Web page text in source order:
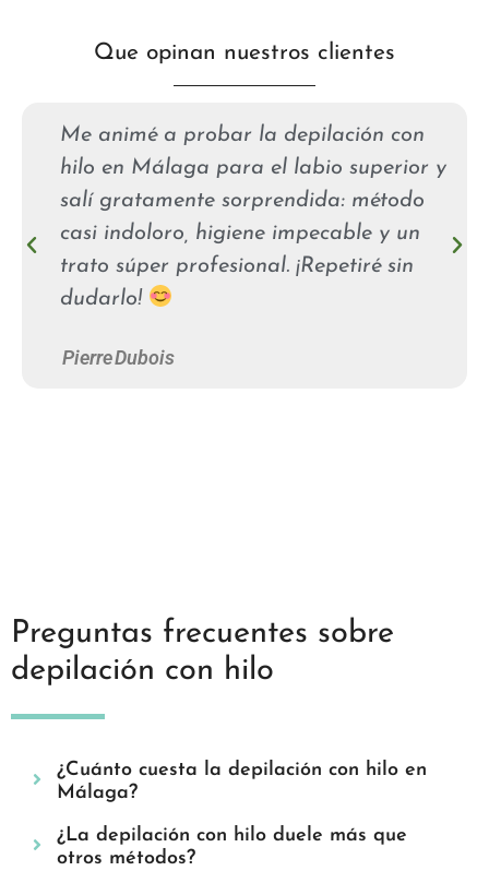
Que opinan nuestros clientes
Me animé a probar la depilación con
hilo en Málaga para el labio superior y
salí gratamente sorprendida: método
casi indoloro, higiene impecable y un
trato súper profesional. ¡Repetiré sin
dudarlo!
Pierre Dubois
Preguntas frecuentes sobre
depilación con hilo
¿Cuánto cuesta la depilación con hilo en
Málaga?
¿La depilación con hilo duele más que
otros métodos?